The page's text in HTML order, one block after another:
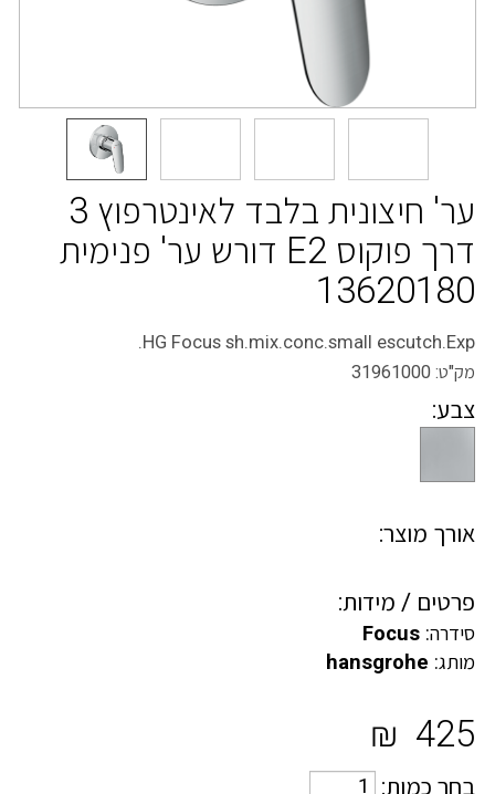
ער' חיצונית בלבד לאינטרפוץ 3
דרך פוקוס E2 דורש ער' פנימית
13620180
HG Focus sh.mix.conc.small escutch.Exp.
מק"ט:31961000
צבע:
אורך מוצר:
פרטים / מידות:
סידרה:Focus
מותג: hansgrohe
425
₪
בחר כמות: